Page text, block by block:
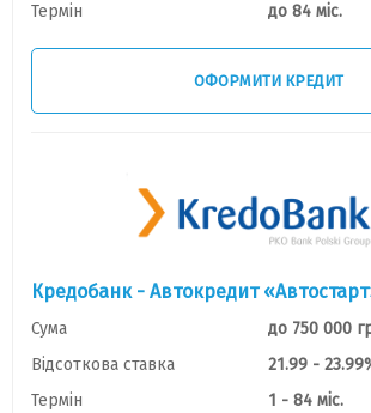
Термін
до 84 міс.
ОФОРМИТИ КРЕДИТ
Кредобанк - Автокредит
Сума
до 750 000
Відсоткова ставка
21.99 -
Термін
1 - 84 міс.